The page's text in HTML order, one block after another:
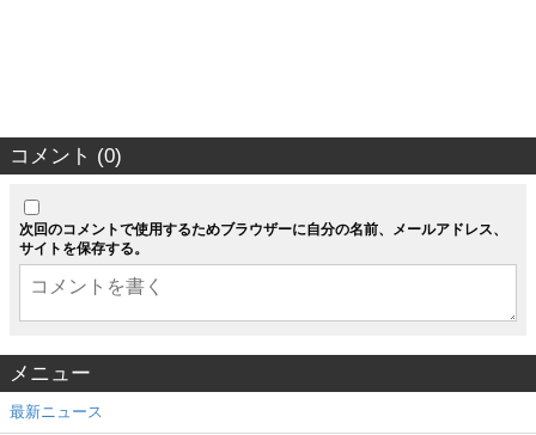
コメント (0)
次回のコメントで使用するためブラウザーに自分の名前、メールアドレス、
サイトを保存する。
メニュー
最新ニュース